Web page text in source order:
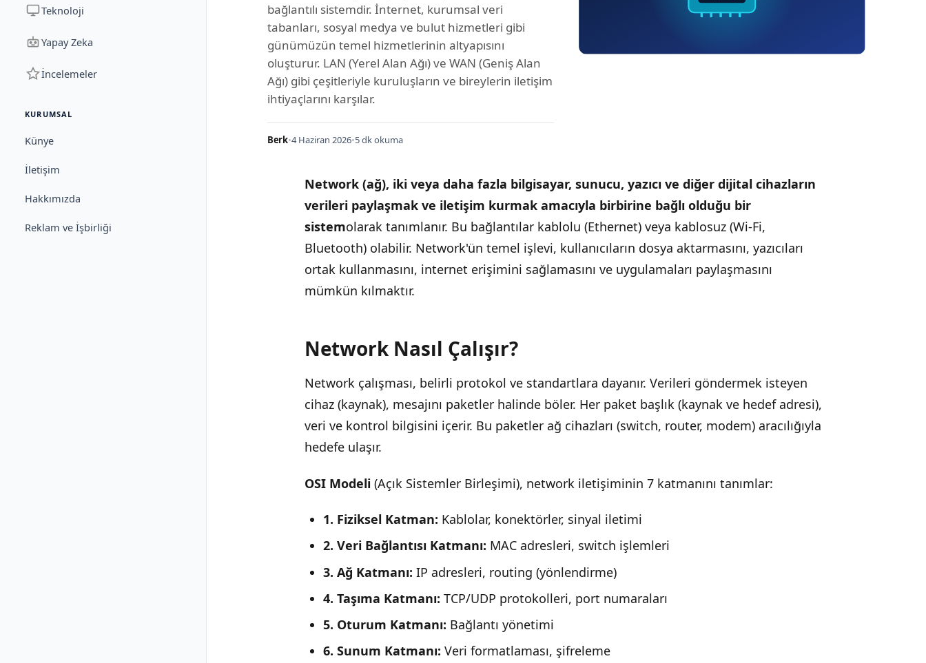
Teknoloji
Yapay Zeka
İncelemeler
KURUMSAL
Künye
İletişim
Hakkımızda
Reklam ve İşbirliği
bağlantılı sistemdir. İnternet, kurumsal veri
tabanları, sosyal medya ve bulut hizmetleri gibi
günümüzün temel hizmetlerinin altyapısını
oluşturur. LAN (Yerel Alan Ağı) ve WAN (Geniş Alan
Ağı) gibi çeşitleriyle kuruluşların ve bireylerin iletişim
ihtiyaçlarını karşılar.
Berk•4 Haziran 2026•5 dk okuma
Network (ağ), iki veya daha fazla bilgisayar, sunucu, yazıcı ve diğer dijital cihazların
verileri paylaşmak ve iletişim kurmak amacıyla birbirine bağlı olduğu bir
sistemolarak tanımlanır. Bu bağlantılar kablolu (Ethernet) veya kablosuz (Wi-Fi,
Bluetooth) olabilir. Network'ün temel işlevi, kullanıcıların dosya aktarmasını, yazıcıları
ortak kullanmasını, internet erişimini sağlamasını ve uygulamaları paylaşmasını
mümkün kılmaktır.
Network Nasıl Çalışır?
Network çalışması, belirli protokol ve standartlara dayanır. Verileri göndermek isteyen
cihaz (kaynak), mesajını paketler halinde böler. Her paket başlık (kaynak ve hedef adresi),
veri ve kontrol bilgisini içerir. Bu paketler ağ cihazları (switch, router, modem) aracılığıyla
hedefe ulaşır.
OSI Modeli (Açık Sistemler Birleşimi), network iletişiminin 7 katmanını tanımlar:
1. Fiziksel Katman: Kablolar, konektörler, sinyal iletimi
2. Veri Bağlantısı Katmanı: MAC adresleri, switch işlemleri
3. Ağ Katmanı: IP adresleri, routing (yönlendirme)
4. Taşıma Katmanı: TCP/UDP protokolleri, port numaraları
5. Oturum Katmanı: Bağlantı yönetimi
6. Sunum Katmanı: Veri formatlaması, şifreleme